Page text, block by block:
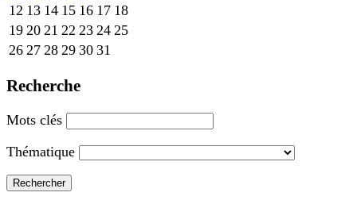
12 13 14 15 16 17 18
19 20 21 22 23 24 25
26 27 28 29 30 31
Recherche
Mots clés
Thématique